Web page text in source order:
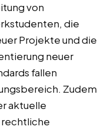
von
die
Projekte und die
neuer
fallen
Zudem
aktuelle